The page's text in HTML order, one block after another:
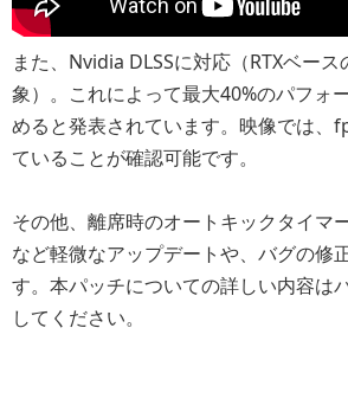
また、Nvidia DLSSに対応（RTXベー
象）。これによって最大40%のパフォ
めると発表されています。映像では、
ていることが確認可能です。
その他、離席時のオートキックタイマ
など軽微なアップデートや、バグの修
す。本パッチについての詳しい内容は
してください。